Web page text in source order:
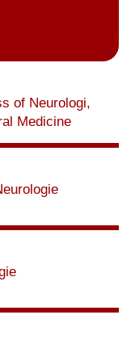
of Neurologi,
Medicine